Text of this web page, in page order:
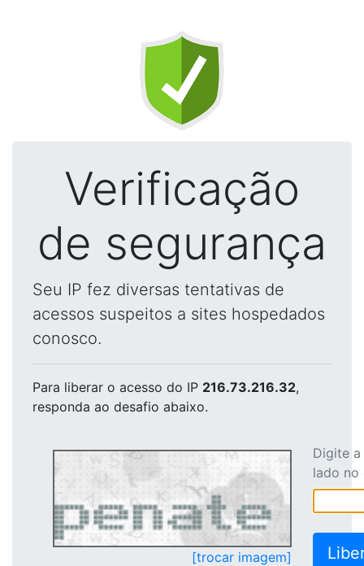
Verificação
de segurança
Seu IP fez diversas tentativas de
acessos suspeitos a sites hospedados
conosco.
Para liberar o acesso do IP 216.73.216.32,
responda ao desafio abaixo.
[trocar imagem]
Digite
lado no